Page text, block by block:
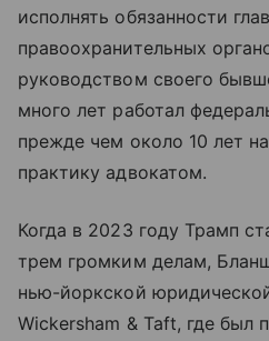
исполнять обязанности
правоохранительных
руководством своего
много лет работал
прежде чем около 10 лет
практику адвокатом.
Когда в 2023 году Трамп
трем громким делам,
нью-йоркской
Wickersham & Taft, где был